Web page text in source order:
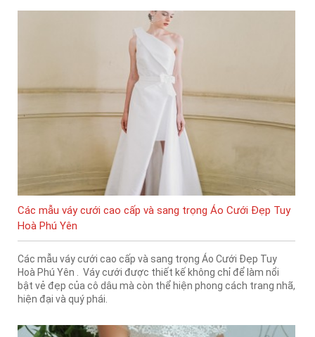
Các mẫu váy cưới cao cấp và sang trọng Áo Cưới Đẹp Tuy
Hoà Phú Yên
Các mẫu váy cưới cao cấp và sang trọng Áo Cưới Đẹp Tuy
Hoà Phú Yên . Váy cưới được thiết kế không chỉ để làm nổi
bật vẻ đẹp của cô dâu mà còn thể hiện phong cách trang nhã,
hiện đại và quý phái.